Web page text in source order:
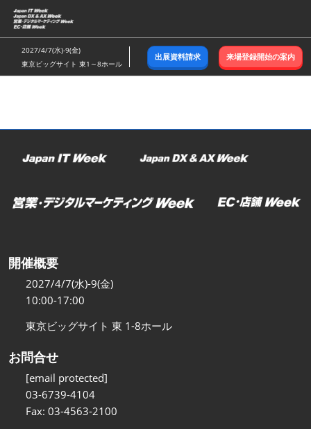
ス
キ
ッ
し
む
2027/4/7(水)-9(金)
東京ビッグサイト 東1～8ホール
出展資料請求 来場登録開始の案内
開催概要
2027/4/7(水)-9(金)
10:00-17:00
東京ビッグサイト 東 1-8ホール
お問合せ
[email protected]
03-6739-4104
Fax: 03-4563-2100